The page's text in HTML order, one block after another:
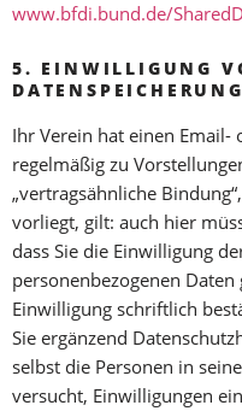
www.bfdi.bund.de/
5. EINWILLIGUNG
Ihr Verein hat einen Email-
regelmäßig zu
„vertragsähnliche
vorliegt, gilt: auch hier
dass Sie die Einwilligung
personenbezogenen Daten
Einwilligung schriftlich
Sie ergänzend
selbst die Personen in
versucht, Einwilligungen